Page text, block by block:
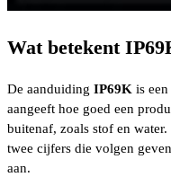
Wat betekent
De aanduiding IP69K is
aangeeft hoe goed een
buitenaf, zoals stof en water.
twee cijfers die volgen
aan.